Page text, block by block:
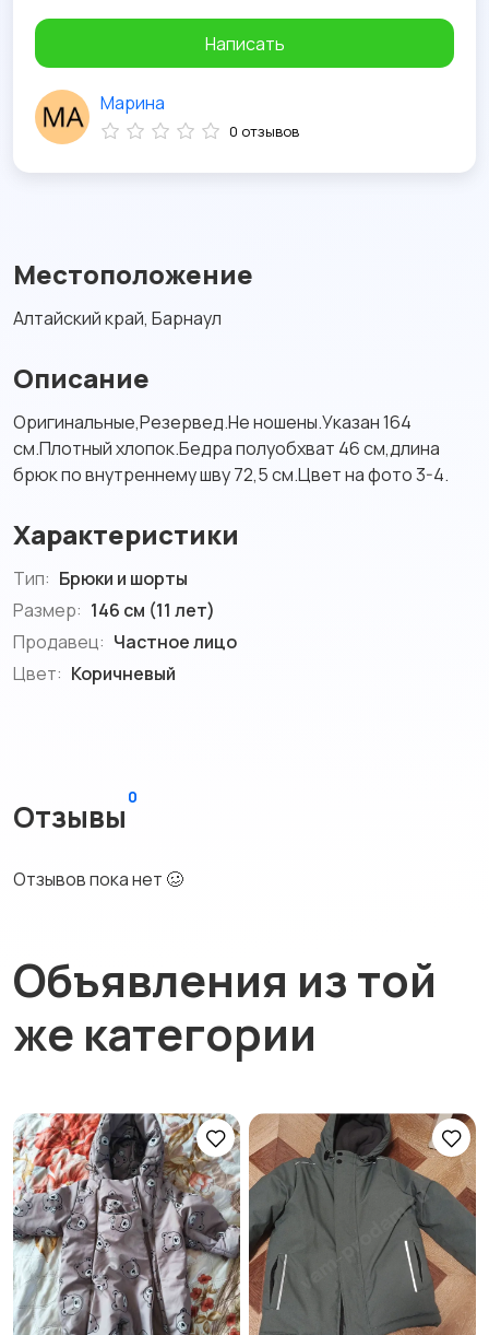
Местоположение
Алтайский край, Барнаул
Описание
Оригинальные,Резервед.Не ношены.Указан 164
см.Плотный хлопок.Бедра полуобхват 46 см,длина
брюк по внутреннему шву 72,5 см.Цвет на фото 3-4.
Характеристики
Тип: Брюки и шорты
Размер: 146 см (11 лет)
Продавец: Частное лицо
Цвет: Коричневый
Отзывы
0
Отзывов пока нет 🥴
Написать
Марина
0 отзывов
Объявления из той
же категории